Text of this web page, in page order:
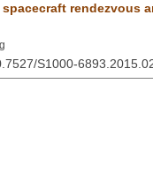
rendezvous
S1000-